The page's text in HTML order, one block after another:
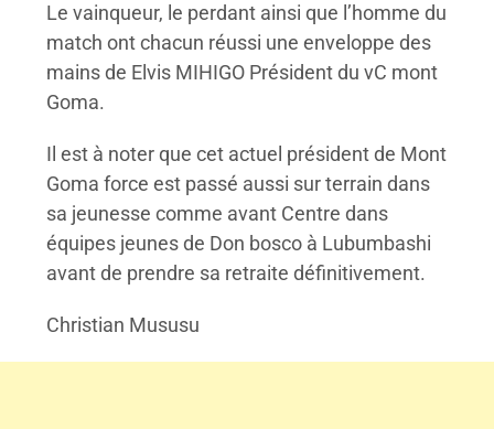
Le vainqueur, le perdant ainsi que l’homme du
match ont chacun réussi une enveloppe des
mains de Elvis MIHIGO Président du vC mont
Goma.
Il est à noter que cet actuel président de Mont
Goma force est passé aussi sur terrain dans
sa jeunesse comme avant Centre dans
équipes jeunes de Don bosco à Lubumbashi
avant de prendre sa retraite définitivement.
Christian Mususu